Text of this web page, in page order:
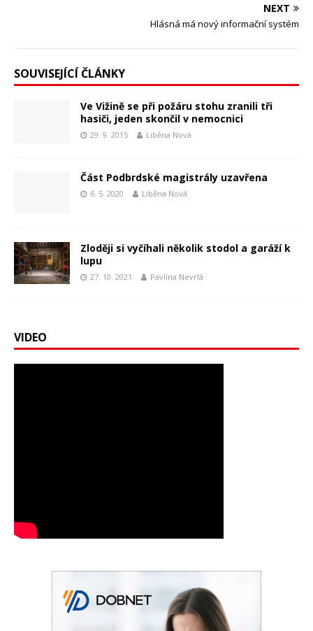
NEXT
Hlásná má nový informační systém
SOUVISEJÍCÍ ČLÁNKY
Ve Vižině se při požáru stohu zranili tři
hasiči, jeden skončil v nemocnici
29. 9. 2015 Liběna Nová
Část Podbrdské magistrály uzavřena
6. 5. 2020 Liběna Nová
Zloději si vyčíhali několik stodol a garáží k
lupu
27. 10. 2021 Pavlína Nevrlá
VIDEO